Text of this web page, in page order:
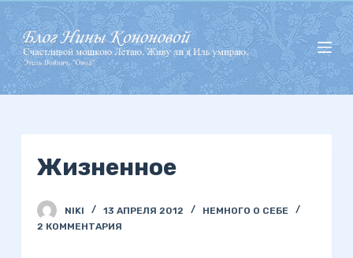
П
е
р
е
й
Жизненное
NIKI 13 АПРЕЛЯ 2012
НЕМНОГО О СЕБЕ
2 КОММЕНТАРИЯ